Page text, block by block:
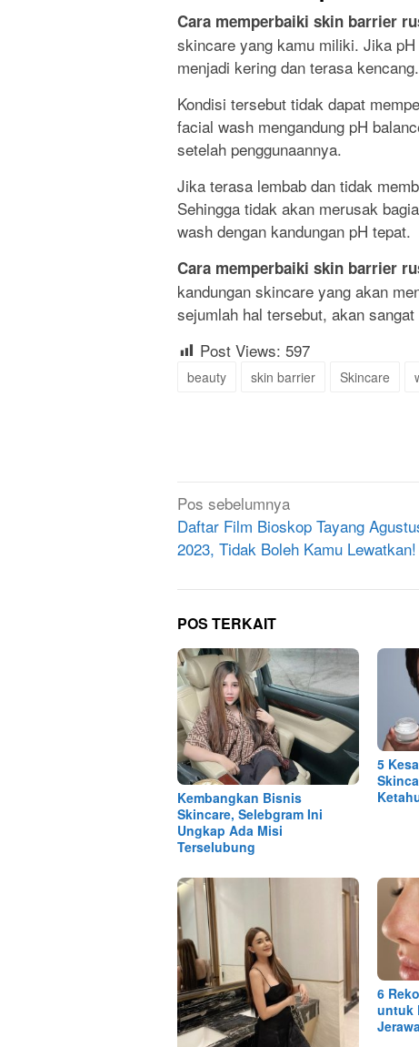
Cara memperbaiki skin barrier
skincare yang kamu miliki. Jika
menjadi kering dan terasa kencang.
Kondisi tersebut tidak dapat
facial wash mengandung pH
setelah penggunaannya.
Jika terasa lembab dan tidak
Sehingga tidak akan merusak
wash dengan kandungan pH tepat.
Cara memperbaiki skin barrier
kandungan skincare yang akan
sejumlah hal tersebut, akan
Post Views: 597
beauty skin barrier Skincare
Navigasi
pos
Pos sebelumnya
Daftar Film Bioskop Tayang
2023, Tidak Boleh Kamu Lewatkan!
POS TERKAIT
Kembangkan Bisnis
Skincare, Selebgram Ini
Ungkap Ada Misi
Terselubung
5
6
untuk